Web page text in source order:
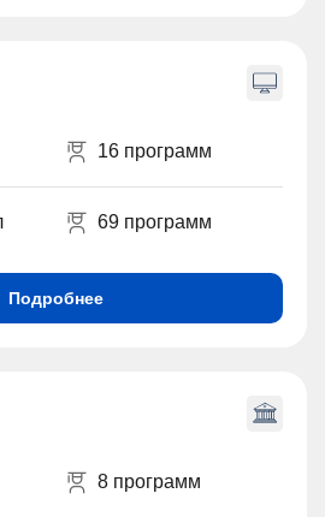
16 программ
69 программ
Подробнее
8 программ